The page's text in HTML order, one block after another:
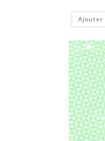
Ajouter